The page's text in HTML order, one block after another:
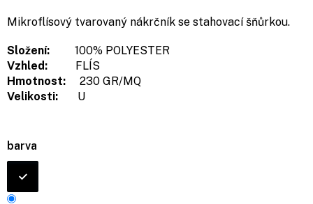
barva
Mikroflísový tvarovaný nákrčník se stahovací šňůrkou.
Složení:
100% POLYESTER
Vzhled:
FLÍS
Hmotnost:
230 GR/MQ
Velikosti:
U